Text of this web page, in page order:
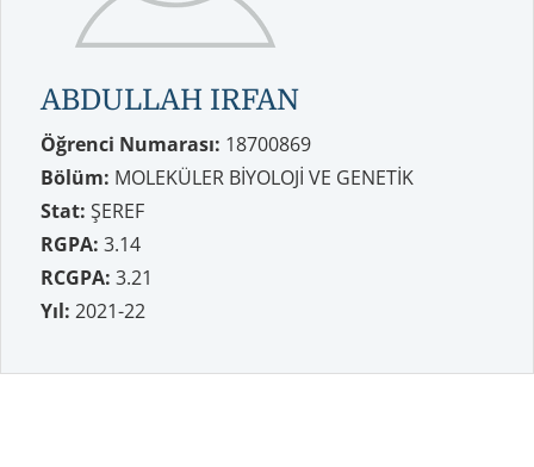
ABDULLAH IRFAN
Öğrenci Numarası: 18700869
Bölüm: MOLEKÜLER BİYOLOJİ VE GENETİK
Stat: ŞEREF
RGPA: 3.14
RCGPA: 3.21
Yıl: 2021-22